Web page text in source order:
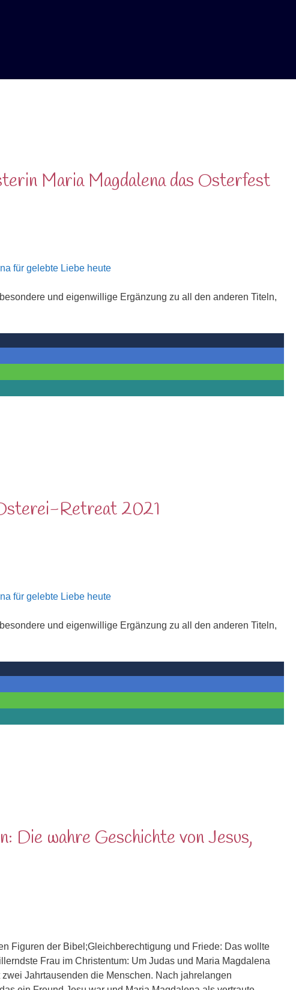
Maria Magdalena das Osterfest
und eigenwillige Ergänzung zu all den anderen Titeln,
Retreat 2021
und eigenwillige Ergänzung zu all den anderen Titeln,
Die wahre Geschichte von Jesus,
Figuren der Bibel;Gleichberechtigung und Friede: Das wollte
Frau im Christentum: Um Judas und Maria Magdalena
Jahrtausenden die Menschen. Nach jahrelangen